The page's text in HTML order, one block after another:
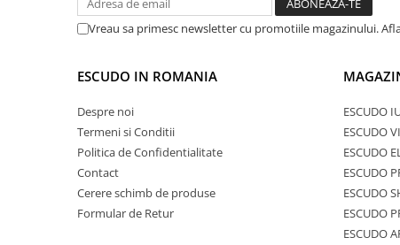
Vreau sa primesc newsletter cu promotiile magazinului.
ESCUDO IN ROMANIA
Despre noi
Termeni si Conditii
Politica de Confidentialitate
Contact
Cerere schimb de produse
Formular de Retur
ESCUDO
ESCUDO
ESCUDO
ESCUDO
ESCUDO
ESCUDO
ESCUDO